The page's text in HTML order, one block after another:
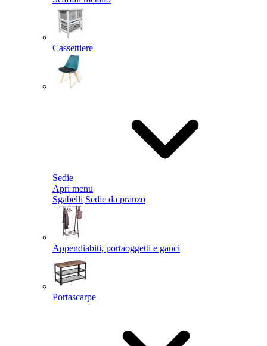
Cassettiere
Sedie
Apri menu
Sgabelli Sedie da pranzo
Appendiabiti, portaoggetti e ganci
Portascarpe